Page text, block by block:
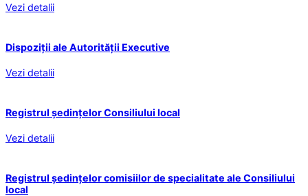
Vezi detalii
Dispoziții ale Autorității Executive
Vezi detalii
Registrul ședințelor Consiliului local
Vezi detalii
Registrul ședințelor comisiilor de specialitate ale Consiliului
local